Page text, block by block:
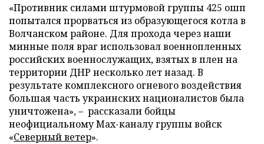
«Противник силами штурмовой группы 425 ошп
попытался прорваться из образующегося котла в
Волчанском районе. Для прохода через наши
минные поля враг использовал военнопленных
российских военнослужащих, взятых в плен на
территории ДНР несколько лет назад. В
результате комплексного огневого воздействия
большая часть украинских националистов была
уничтожена», – рассказали бойцы
неофициальному Max-каналу группы войск
«Северный ветер».